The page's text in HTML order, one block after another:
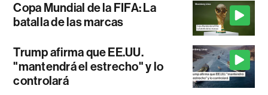
Copa Mundial de la FIFA: La
batalla de las marcas
Trump afirma que EE.UU.
"mantendrá el estrecho" y lo
controlará